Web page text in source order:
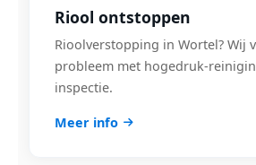
Riool ontstoppen
Rioolverstopping in Wortel? Wij
probleem met hogedruk-
inspectie.
Meer info